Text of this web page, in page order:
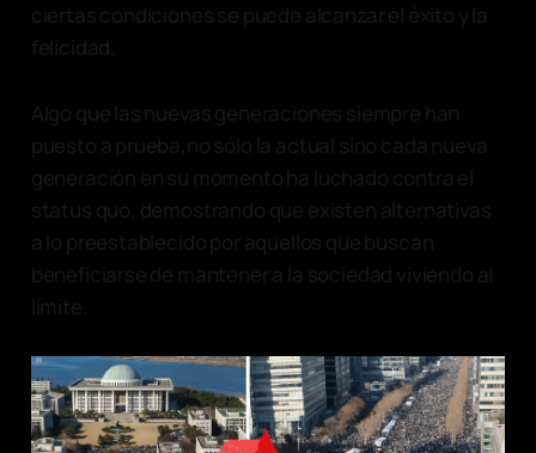
ciertas condiciones se puede alcanzar el éxito y la
felicidad.
Algo que las nuevas generaciones siempre han
puesto a prueba,no sólo la actual sino cada nueva
generación en su momento ha luchado contra el
status quo, demostrando que existen alternativas
a lo preestablecido por aquellos que buscan
beneficiarse de mantener a la sociedad viviendo al
límite.